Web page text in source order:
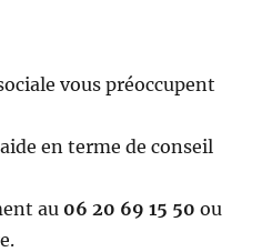
vous préoccupent
en terme de conseil
au 06 20 69 15 50 ou